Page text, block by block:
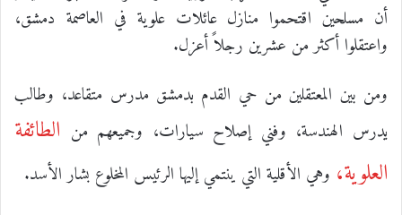
أن مسلحين اقتحموا منازل عائلات علوية في العاصمة دمشق،
واعتقلوا أكثر من عشرين رجلاً أعزل.
ومن بين المعتقلين من حي القدم بدمشق مدرس متقاعد، وطالب
يدرس الهندسة، وفني إصلاح سيارات، وجميعهم من الطائفة
العلوية، وهي الأقلية التي ينتمي إليها الرئيس المخلوع بشار الأسد.